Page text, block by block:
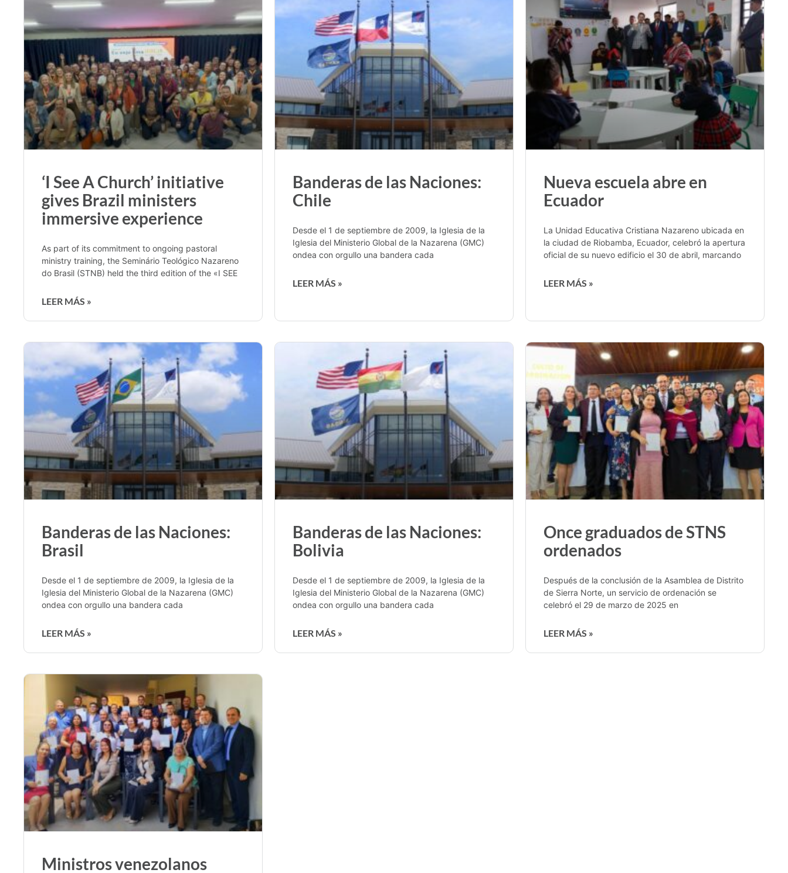
‘I See A Church’ initiative
gives Brazil ministers
immersive experience
As part of its commitment to ongoing pastoral
ministry training, the Seminário Teológico Nazareno
do Brasil (STNB) held the third edition of the «I SEE
LEER MÁS »
Banderas de las Naciones:
Chile
Desde el 1 de septiembre de 2009, la Iglesia de la
Iglesia del Ministerio Global de la Nazarena (GMC)
ondea con orgullo una bandera cada
LEER MÁS »
Nueva escuela abre en
Ecuador
La Unidad Educativa Cristiana Nazareno ubicada en
la ciudad de Riobamba, Ecuador, celebró la apertura
oficial de su nuevo edificio el 30 de abril, marcando
LEER MÁS »
Banderas de las Naciones:
Brasil
Desde el 1 de septiembre de 2009, la Iglesia de la
Iglesia del Ministerio Global de la Nazarena (GMC)
ondea con orgullo una bandera cada
LEER MÁS »
Banderas de las Naciones:
Bolivia
Desde el 1 de septiembre de 2009, la Iglesia de la
Iglesia del Ministerio Global de la Nazarena (GMC)
ondea con orgullo una bandera cada
LEER MÁS »
Once graduados de STNS
ordenados
Después de la conclusión de la Asamblea de Distrito
de Sierra Norte, un servicio de ordenación se
celebró el 29 de marzo de 2025 en
LEER MÁS »
Ministros venezolanos